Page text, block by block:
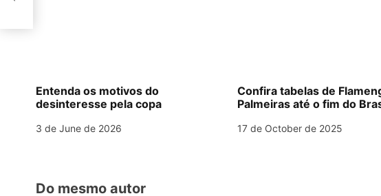
g
a
t
o
Entenda os motivos do
desinteresse pela copa
3 de June de 2026
Confira tabelas de
Palmeiras até o fim do
17 de October de 2025
Do mesmo autor